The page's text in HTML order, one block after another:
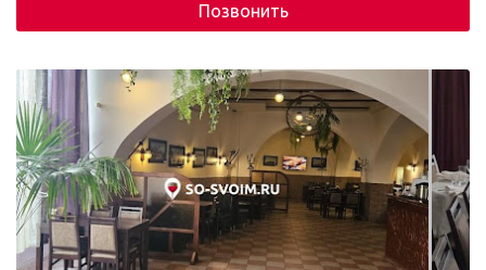
восхитительно. Музыка, ведущий, все уместно, когда
надо громко, когда надо потише. Все остались
барыни»
Позвонить